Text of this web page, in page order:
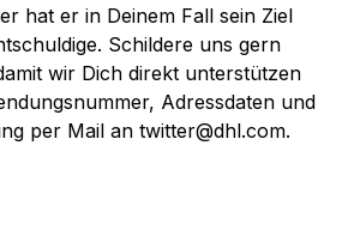
hat er in Deinem Fall sein Ziel
Schildere uns gern
wir Dich direkt unterstützen
Adressdaten und
per Mail an twitter@dhl.com.